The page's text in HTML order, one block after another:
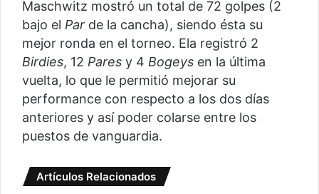
Maschwitz mostró un total de 72 golpes (2
bajo el Par de la cancha), siendo ésta su
mejor ronda en el torneo. Ela registró 2
Birdies, 12 Pares y 4 Bogeys en la última
vuelta, lo que le permitió mejorar su
performance con respecto a los dos días
anteriores y así poder colarse entre los
puestos de vanguardia.
Artículos Relacionados